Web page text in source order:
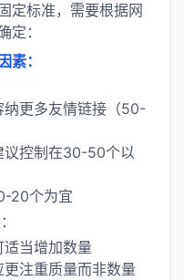
定标准，需要根据网
定：
素：
纳更多友情链接（50-
议控制在30-50个以
20个为宜
当增加数量
注重质量而非数量